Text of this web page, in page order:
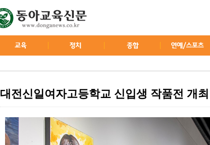
대전신일여자고등학교 신입생 작품전 개최